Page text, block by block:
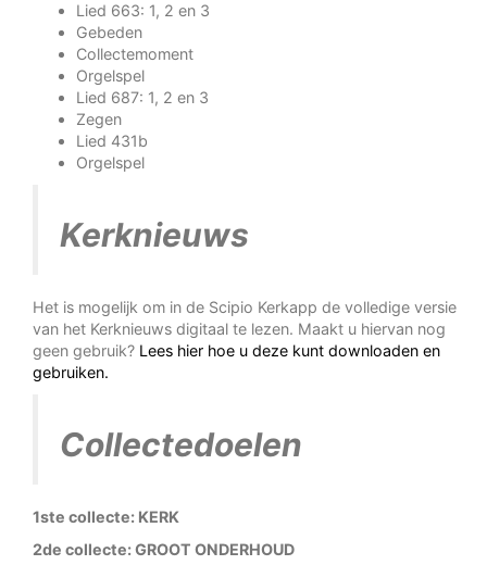
Lied 663: 1, 2 en 3
Gebeden
Collectemoment
Orgelspel
Lied 687: 1, 2 en 3
Zegen
Lied 431b
Orgelspel
Kerknieuws
Het is mogelijk om in de Scipio Kerkapp de volledige versie
van het Kerknieuws digitaal te lezen. Maakt u hiervan nog
geen gebruik? Lees hier hoe u deze kunt downloaden en
gebruiken.
Collectedoelen
1ste collecte: KERK
2de collecte: GROOT ONDERHOUD